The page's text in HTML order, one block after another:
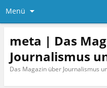
Menü
meta | Das
Journalismus
Das Magazin über Journalismus